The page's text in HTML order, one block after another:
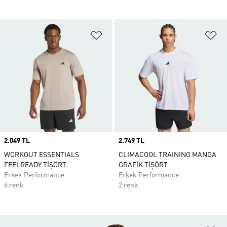
Favori Listesine Ekle
Price
2.049 TL
WORKOUT ESSENTIALS
FEELREADY TİŞÖRT
Erkek Performance
6 renk
Price
2.749 TL
CLIMACOOL TRAINING MANGA
GRAFİK TİŞÖRT
Erkek Performance
2 renk